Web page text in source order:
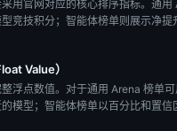
用官网对应的核心排序指标。通用
竞技积分；智能体榜单则展示净提
Value）
浮点数值。对于通用 Arena 榜单
模型；智能体榜单以百分比和置信